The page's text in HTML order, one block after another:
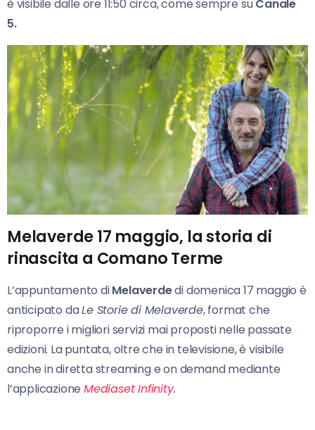
è visibile dalle ore 11:50 circa, come sempre suCanale
5.
Melaverde 17 maggio, la storia di
rinascita a Comano Terme
L’appuntamento diMelaverdedi domenica 17 maggio è
anticipato daLe Storie di Melaverde, format che
riproporre i migliori servizi mai proposti nelle passate
edizioni. La puntata, oltre che in televisione, è visibile
anche in diretta streaming e on demand mediante
l’applicazioneMediaset Infinity.